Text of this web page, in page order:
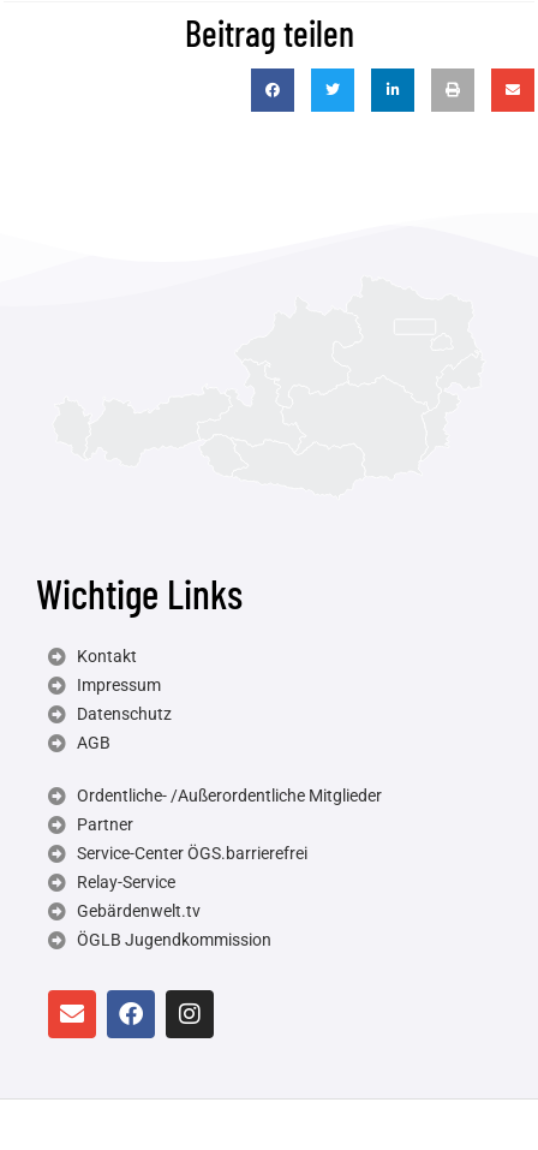
Beitrag teilen
Wichtige Links
Kontakt
Impressum
Datenschutz
AGB
Ordentliche- /Außerordentliche Mitglieder
Partner
Service-Center ÖGS.barrierefrei
Relay-Service
Gebärdenwelt.tv
ÖGLB Jugendkommission